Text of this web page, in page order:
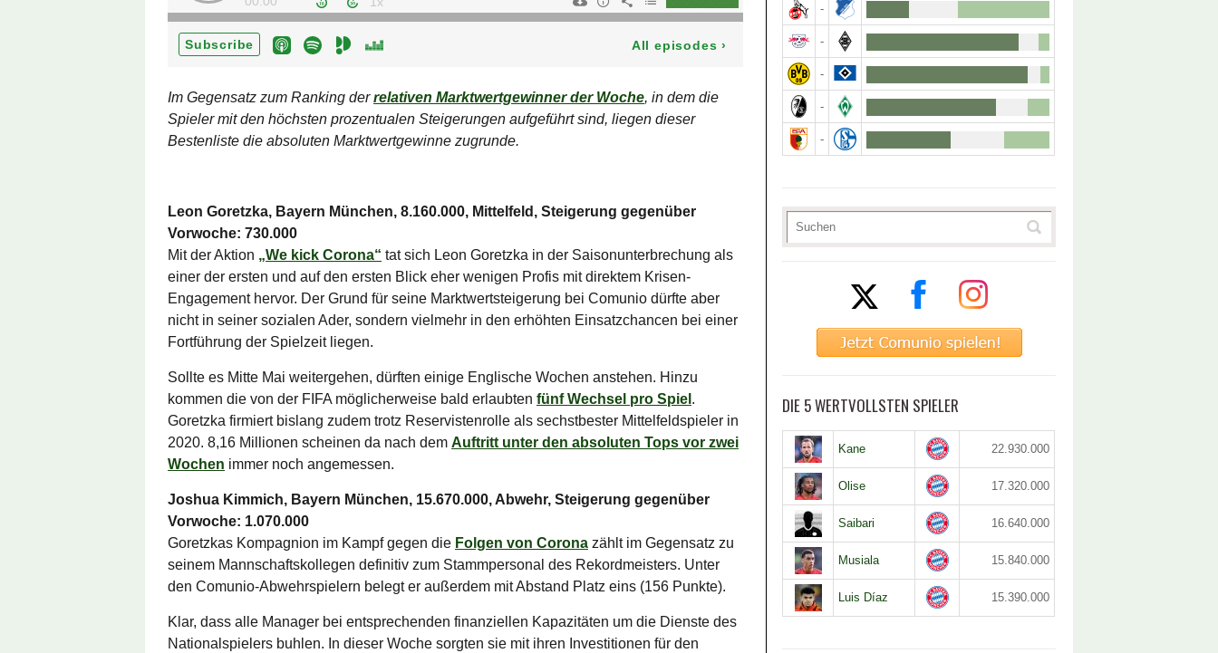
Im Gegensatz zum Ranking derrelativen Marktwertgewinner der Woche, in dem die
Spieler mit den höchsten prozentualen Steigerungen aufgeführt sind, liegen dieser
Bestenliste die absoluten Marktwertgewinne zugrunde.
Leon Goretzka, Bayern München, 8.160.000, Mittelfeld, Steigerung gegenüber
Vorwoche: 730.000
Mit der Aktion „We kick Corona“ tat sich Leon Goretzka in der Saisonunterbrechung als
einer der ersten und auf den ersten Blick eher wenigen Profis mit direktem Krisen-
Engagement hervor. Der Grund für seine Marktwertsteigerung bei Comunio dürfte aber
nicht in seiner sozialen Ader, sondern vielmehr in den erhöhten Einsatzchancen bei einer
Fortführung der Spielzeit liegen.
Sollte es Mitte Mai weitergehen, dürften einige Englische Wochen anstehen. Hinzu
kommen die von der FIFA möglicherweise bald erlaubten fünf Wechsel pro Spiel .
Goretzka firmiert bislang zudem trotz Reservistenrolle als sechstbester Mittelfeldspieler in
2020. 8,16 Millionen scheinen da nach dem Auftritt unter den absoluten Tops vor zwei
Wochen immer noch angemessen.
Joshua Kimmich, Bayern München, 15.670.000, Abwehr, Steigerung gegenüber
Vorwoche: 1.070.000
Goretzkas Kompagnion im Kampf gegen die Folgen von Corona zählt im Gegensatz zu
seinem Mannschaftskollegen definitiv zum Stammpersonal des Rekordmeisters. Unter
den Comunio-Abwehrspielern belegt er außerdem mit Abstand Platz eins (156 Punkte).
Klar, dass alle Manager bei entsprechenden finanziellen Kapazitäten um die Dienste des
Nationalspielers buhlen. In dieser Woche sorgten sie mit ihren Investitionen für den
-
-
-
-
-
DIE 5 WERTVOLLSTEN SPIELER
Kane 22.930.000
Olise 17.320.000
Saibari 16.640.000
Musiala 15.840.000
Luis Díaz 15.390.000